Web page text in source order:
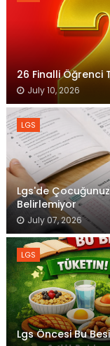
26 Finalli Öğrenci
July 10, 2026
LGS
Lgs'de
Belirlemiyor
July 07, 2026
LGS
Lgs Öncesi Bu